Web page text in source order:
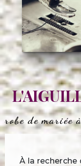
robe de mariée
À la